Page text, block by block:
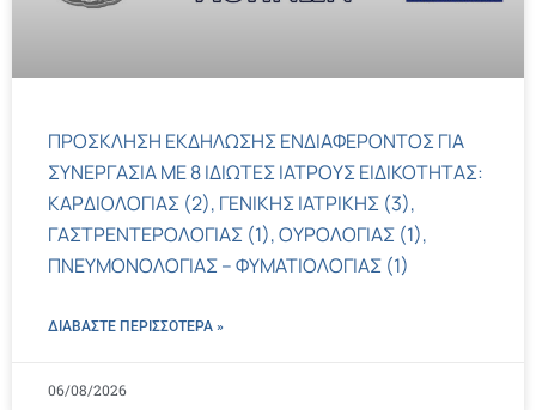
ΠΡΟΣΚΛΗΣΗ ΕΚΔΗΛΩΣΗΣ ΕΝΔΙΑΦΕΡΟΝΤΟΣ ΓΙΑ
ΣΥΝΕΡΓΑΣΙΑ ΜΕ 8 ΙΔΙΩΤΕΣ ΙΑΤΡΟΥΣ ΕΙΔΙΚΟΤΗΤΑΣ:
ΚΑΡΔΙΟΛΟΓΙΑΣ (2), ΓΕΝΙΚΗΣ ΙΑΤΡΙΚΗΣ (3),
ΓΑΣΤΡΕΝΤΕΡΟΛΟΓΙΑΣ (1), ΟΥΡΟΛΟΓΙΑΣ (1),
ΠΝΕΥΜΟΝΟΛΟΓΙΑΣ – ΦΥΜΑΤΙΟΛΟΓΙΑΣ (1)
ΔΙΑΒΑΣΤΕ ΠΕΡΙΣΣΌΤΕΡΑ »
06/08/2026